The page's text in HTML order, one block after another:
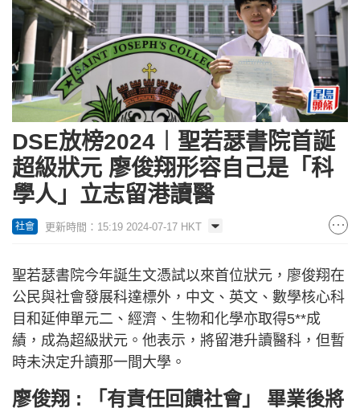
DSE放榜2024︱聖若瑟書院首誕
超級狀元 廖俊翔形容自己是「科
學人」立志留港讀醫
社會 更新時間：15:19 2024-07-17 HKT
聖若瑟書院今年誕生文憑試以來首位狀元，廖俊翔在
公民與社會發展科達標外，中文、英文、數學核心科
目和延伸單元二、經濟、生物和化學亦取得5**成
績，成為超級狀元。他表示，將留港升讀醫科，但暫
時未決定升讀那一間大學。
廖俊翔 : 「有責任回饋社會」 畢業後將